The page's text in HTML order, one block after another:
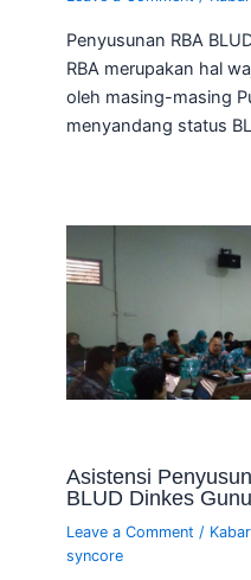
Penyusunan RBA
RBA merupakan hal
oleh masing-masing
menyandang status
Asistensi
BLUD Dinkes
Leave a Comment /
syncore